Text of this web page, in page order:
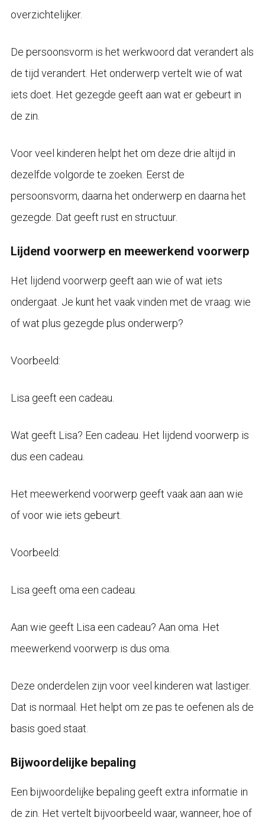
overzichtelijker.
De persoonsvorm is het werkwoord dat verandert als
de tijd verandert. Het onderwerp vertelt wie of wat
iets doet. Het gezegde geeft aan wat er gebeurt in
de zin.
Voor veel kinderen helpt het om deze drie altijd in
dezelfde volgorde te zoeken. Eerst de
persoonsvorm, daarna het onderwerp en daarna het
gezegde. Dat geeft rust en structuur.
Lijdend voorwerp en meewerkend voorwerp
Het lijdend voorwerp geeft aan wie of wat iets
ondergaat. Je kunt het vaak vinden met de vraag: wie
of wat plus gezegde plus onderwerp?
Voorbeeld:
Lisa geeft een cadeau.
Wat geeft Lisa? Een cadeau. Het lijdend voorwerp is
dus een cadeau.
Het meewerkend voorwerp geeft vaak aan aan wie
of voor wie iets gebeurt.
Voorbeeld:
Lisa geeft oma een cadeau.
Aan wie geeft Lisa een cadeau? Aan oma. Het
meewerkend voorwerp is dus oma.
Deze onderdelen zijn voor veel kinderen wat lastiger.
Dat is normaal. Het helpt om ze pas te oefenen als de
basis goed staat.
Bijwoordelijke bepaling
Een bijwoordelijke bepaling geeft extra informatie in
de zin. Het vertelt bijvoorbeeld waar, wanneer, hoe of